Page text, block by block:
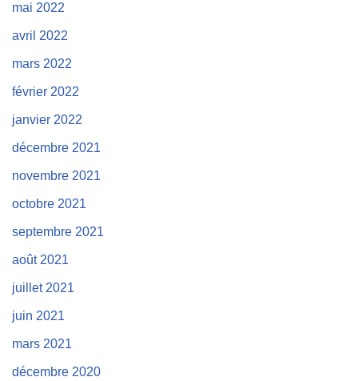
mai 2022
avril 2022
mars 2022
février 2022
janvier 2022
décembre 2021
novembre 2021
octobre 2021
septembre 2021
août 2021
juillet 2021
juin 2021
mars 2021
décembre 2020